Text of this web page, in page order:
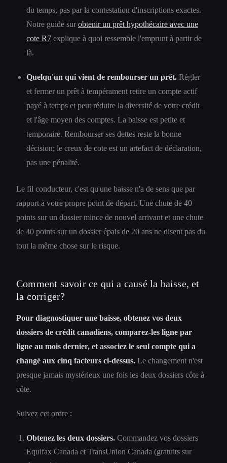
du temps, pas par la contestation d'inscriptions exactes.
Notre guide surobtenir un prêt hypothécaire avec une
cote R7 explique à quoi ressemble l'emprunt à partir de
là.
Quelqu'un qui vient de rembourser un prêt. Régler
et fermer un prêt à tempérament retire un compte actif
payé à temps et peut réduire la diversité de votre crédit
et l'âge moyen des comptes. La baisse est petite et
temporaire. Rembourser ses dettes reste la bonne
décision; le creux de cote est un artefact de déclaration,
pas une pénalité.
Le fil conducteur, c'est qu'une baisse n'a de sens que par
rapport à votre propre point de départ. Une chute de 40
points sur un dossier mince de nouvel arrivant et une chute
de 40 points sur un dossier épais de 20 ans ne disent pas du
tout la même chose sur le risque.
Comment savoir ce qui a causé la baisse, et
la corriger?
Pour diagnostiquer une baisse, obtenez vos deux
dossiers de crédit canadiens, comparez-les ligne par
ligne au mois dernier, et associez le seul compte qui a
changé aux cinq facteurs ci-dessus. Le changement n'est
presque jamais mystérieux une fois les deux dossiers côte à
côte.
Suivez cet ordre :
Obtenez les deux dossiers. Commandez vos dossiers
Equifax Canada et TransUnion Canada (gratuits sur